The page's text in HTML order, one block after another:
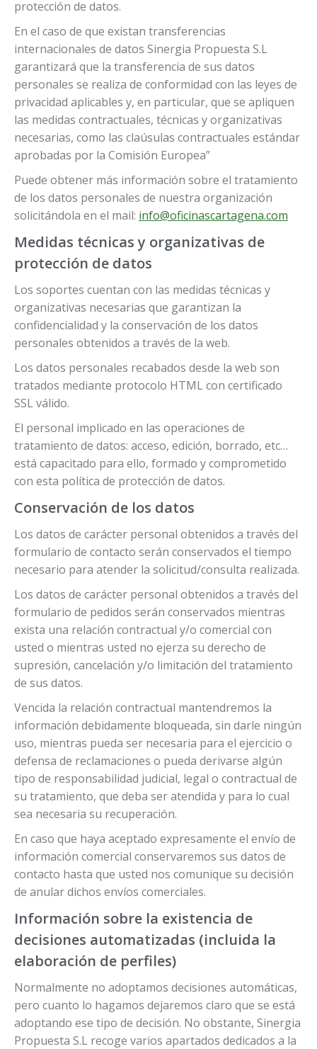
protección de datos.
En el caso de que existan transferencias
internacionales de datos Sinergia Propuesta S.L
garantizará que la transferencia de sus datos
personales se realiza de conformidad con las leyes de
privacidad aplicables y, en particular, que se apliquen
las medidas contractuales, técnicas y organizativas
necesarias, como las claúsulas contractuales estándar
aprobadas por la Comisión Europea”
Puede obtener más información sobre el tratamiento
de los datos personales de nuestra organización
solicitándola en el mail: info@oficinascartagena.com
Medidas técnicas y organizativas de
protección de datos
Los soportes cuentan con las medidas técnicas y
organizativas necesarias que garantizan la
confidencialidad y la conservación de los datos
personales obtenidos a través de la web.
Los datos personales recabados desde la web son
tratados mediante protocolo HTML con certificado
SSL válido.
El personal implicado en las operaciones de
tratamiento de datos: acceso, edición, borrado, etc…
está capacitado para ello, formado y comprometido
con esta política de protección de datos.
Conservación de los datos
Los datos de carácter personal obtenidos a través del
formulario de contacto serán conservados el tiempo
necesario para atender la solicitud/consulta realizada.
Los datos de carácter personal obtenidos a través del
formulario de pedidos serán conservados mientras
exista una relación contractual y/o comercial con
usted o mientras usted no ejerza su derecho de
supresión, cancelación y/o limitación del tratamiento
de sus datos.
Vencida la relación contractual mantendremos la
información debidamente bloqueada, sin darle ningún
uso, mientras pueda ser necesaria para el ejercicio o
defensa de reclamaciones o pueda derivarse algún
tipo de responsabilidad judicial, legal o contractual de
su tratamiento, que deba ser atendida y para lo cual
sea necesaria su recuperación.
En caso que haya aceptado expresamente el envío de
información comercial conservaremos sus datos de
contacto hasta que usted nos comunique su decisión
de anular dichos envíos comerciales.
Información sobre la existencia de
decisiones automatizadas (incluida la
elaboración de perfiles)
Normalmente no adoptamos decisiones automáticas,
pero cuanto lo hagamos dejaremos claro que se está
adoptando ese tipo de decisión. No obstante, Sinergia
Propuesta S.L recoge varios apartados dedicados a la